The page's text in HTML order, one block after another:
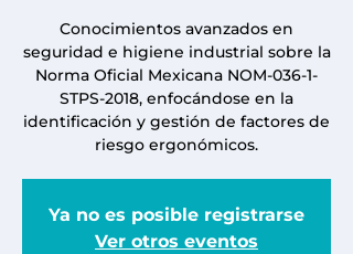
Conocimientos avanzados en
seguridad e higiene industrial sobre la
Norma Oficial Mexicana NOM-036-1-
STPS-2018, enfocándose en la
identificación y gestión de factores de
riesgo ergonómicos.
Ya no es posible registrarse
Ver otros eventos